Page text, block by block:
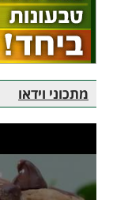
מתכוני וידאו